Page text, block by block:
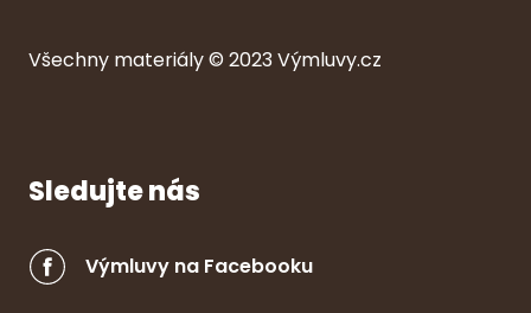
Všechny materiály © 2023Výmluvy.cz
Sledujte nás
Výmluvy na Facebooku